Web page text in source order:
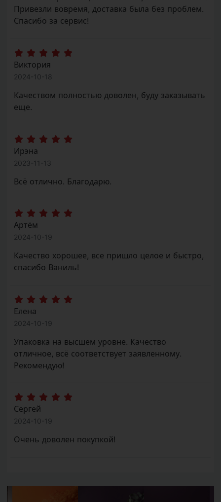
Спасибо за сервис!
Виктория
2024-10-18
Качеством полностью доволен, буду заказывать
еще.
Ирэна
2023-11-13
Всё отлично. Благодарю.
Артём
2024-10-19
Качество хорошее, все пришло целое и быстро,
спасибо Ваниль!
Елена
2024-10-19
Упаковка на высшем уровне. Качество
отличное, всё соответствует заявленному.
Рекомендую!
Сергей
2024-10-19
Очень доволен покупкой!